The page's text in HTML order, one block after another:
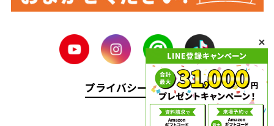
プライバシーポリシー